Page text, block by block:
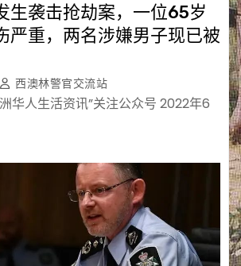
生袭击抢劫案，一位65岁
严重，两名涉嫌男子现已被
西澳林警官交流站
华人生活资讯”关注公众号 2022年6